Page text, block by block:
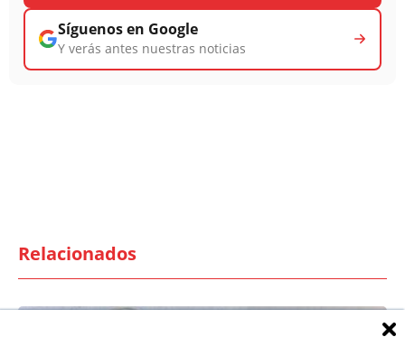
Síguenos en Google
Y verás antes nuestras noticias
Relacionados